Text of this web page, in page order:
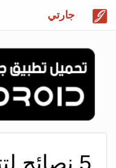
جارتي
5 نصائح